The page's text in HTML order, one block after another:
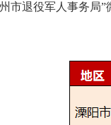
市退役军人事务局